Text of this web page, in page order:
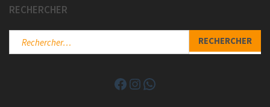
RECHERCHER
Rechercher :
Facebook
Instagram
WhatsApp